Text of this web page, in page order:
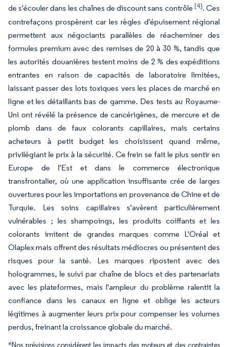
de s'écouler dans les chaînes de discount sans contrôle [4]. Ces
contrefaçons prospèrent car les règles d'épuisement régional
permettent aux négociants parallèles de réacheminer des
formules premium avec des remises de 20 à 30 %, tandis que
les autorités douanières testent moins de 2 % des expéditions
entrantes en raison de capacités de laboratoire limitées,
laissant passer des lots toxiques vers les places de marché en
ligne et les détaillants bas de gamme. Des tests au Royaume-
Uni ont révélé la présence de cancérigènes, de mercure et de
plomb dans de faux colorants capillaires, mais certains
acheteurs à petit budget les choisissent quand même,
privilégiant le prix à la sécurité. Ce frein se fait le plus sentir en
Europe de l'Est et dans le commerce électronique
transfrontalier, où une application insuffisante crée de larges
ouvertures pour les importations en provenance de Chine et de
Turquie. Les soins capillaires s'avèrent particulièrement
vulnérables ; les shampoings, les produits coiffants et les
colorants imitent de grandes marques comme L'Oréal et
Olaplex mais offrent des résultats médiocres ou présentent des
risques pour la santé. Les marques ripostent avec des
hologrammes, le suivi par chaîne de blocs et des partenariats
avec les plateformes, mais l'ampleur du problème ralentit la
confiance dans les canaux en ligne et oblige les acteurs
légitimes à augmenter leurs prix pour compenser les volumes
perdus, freinant la croissance globale du marché.
*Nos prévisions considèrent les impacts des moteurs et des contraintes